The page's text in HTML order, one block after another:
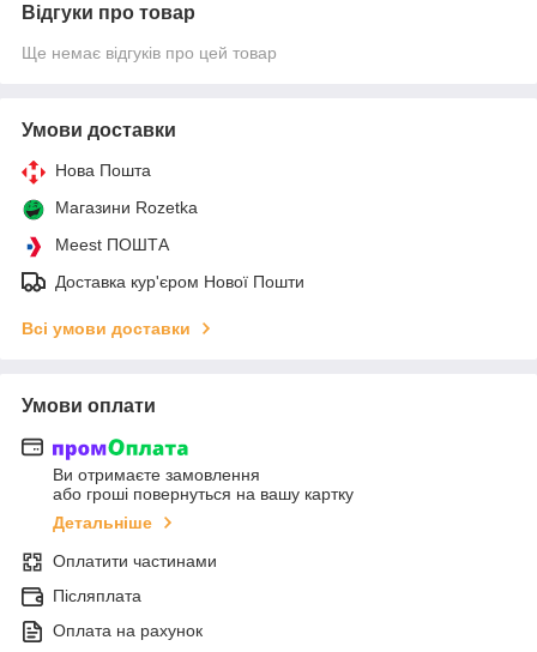
Відгуки про товар
Ще немає відгуків про цей товар
Умови доставки
Нова Пошта
Магазини Rozetka
Meest ПОШТА
Доставка кур'єром Нової Пошти
Всі умови доставки
Умови оплати
Ви отримаєте замовлення
або гроші повернуться на вашу картку
Детальніше
Оплатити частинами
Післяплата
Оплата на рахунок